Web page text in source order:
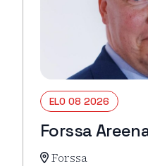
ELO 08 2026
Forssa
Forssa